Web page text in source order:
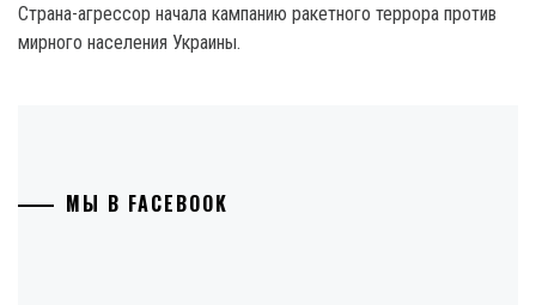
Страна-агрессор начала кампанию ракетного террора против
мирного населения Украины.
МЫ В FACEBOOK